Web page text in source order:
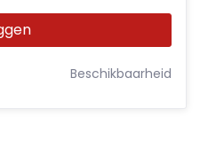
Beschikbaarheid